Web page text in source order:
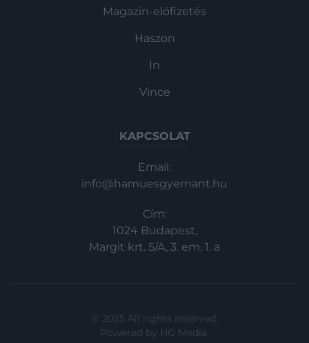
Magazin-előfizetés
Haszon
In
Vince
KAPCSOLAT
Email:
info@hamuesgyemant.hu
Cím:
1024 Budapest,
Margit krt. 5/A, 3. em. 1. a
© 2025 All rights reserved.
Powered by HG Media.